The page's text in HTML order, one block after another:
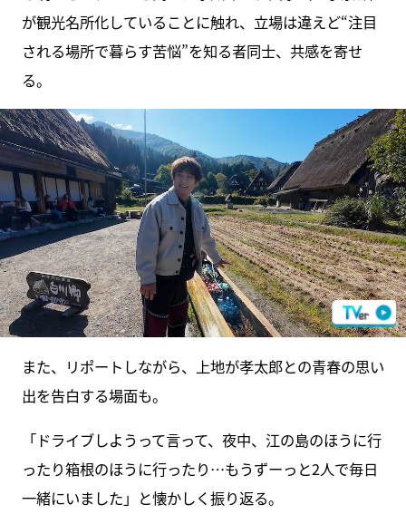
が観光名所化していることに触れ、立場は違えど“注目
される場所で暮らす苦悩”を知る者同士、共感を寄せ
る。
また、リポートしながら、上地が孝太郎との青春の思い
出を告白する場面も。
「ドライブしようって言って、夜中、江の島のほうに行
ったり箱根のほうに行ったり…もうずーっと2人で毎日
一緒にいました」と懐かしく振り返る。